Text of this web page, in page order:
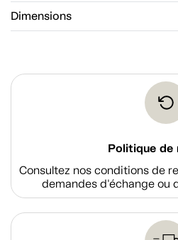
Dimensions
Politique de
Consultez nos conditions de
demandes d'échange ou